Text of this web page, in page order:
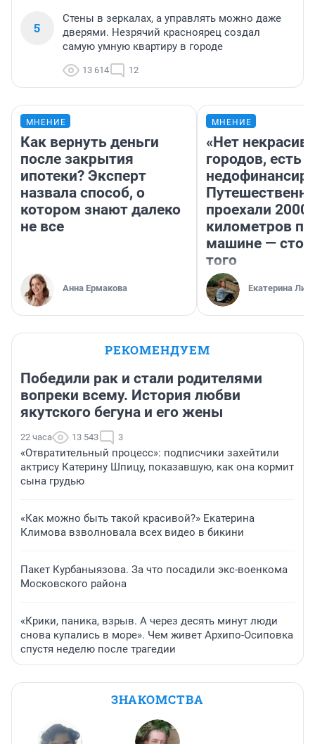
5
Стены в зеркалах, а управлять можно даже
дверями. Незрячий красноярец создал
самую умную квартиру в городе
13 614 12
МНЕНИЕ
Как вернуть деньги
после закрытия
ипотеки? Эксперт
назвала способ, о
котором знают далеко
не все
Анна Ермакова
МНЕНИЕ
«Нет
городов, есть
проехали 2000
километров по
машине —
того
Екатерина
РЕКОМЕНДУЕМ
Победили рак и стали родителями
вопреки всему. История любви
якутского бегуна и его жены
22 часа 13 543 3
«Отвратительный процесс»: подписчики захейтили
актрису Катерину Шпицу, показавшую, как она кормит
сына грудью
«Как можно быть такой красивой?» Екатерина
Климова взволновала всех видео в бикини
Пакет Курбаныязова. За что посадили экс-военкома
Московского района
«Крики, паника, взрыв. А через десять минут люди
снова купались в море». Чем живет Архипо-Осиповка
спустя неделю после трагедии
ЗНАКОМСТВА